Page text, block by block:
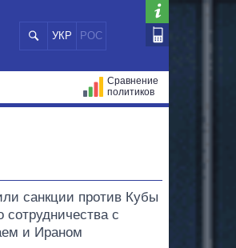
УКР РОС
Сравнение
политиков
санкции против Кубы
сотрудничества с
и Ираном